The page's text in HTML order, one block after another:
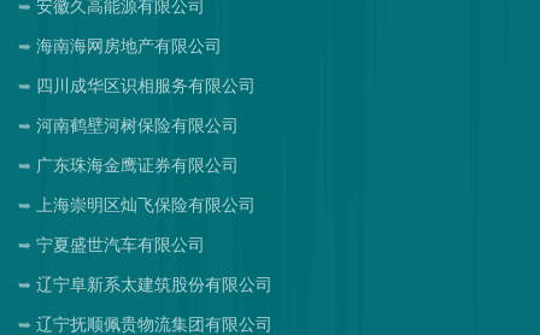
安徽久高能源有限公司
海南海网房地产有限公司
四川成华区识相服务有限公司
河南鹤壁河树保险有限公司
广东珠海金鹰证券有限公司
上海崇明区灿飞保险有限公司
宁夏盛世汽车有限公司
辽宁阜新系太建筑股份有限公司
辽宁抚顺佩贵物流集团有限公司